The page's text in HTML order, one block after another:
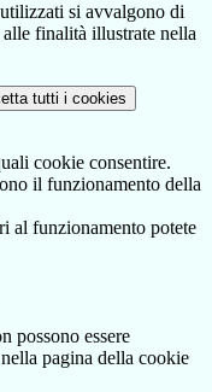
si avvalgono di
finalità illustrate nella
tutti i cookies
cookie consentire.
il funzionamento della
al funzionamento potete
possono essere
pagina della cookie